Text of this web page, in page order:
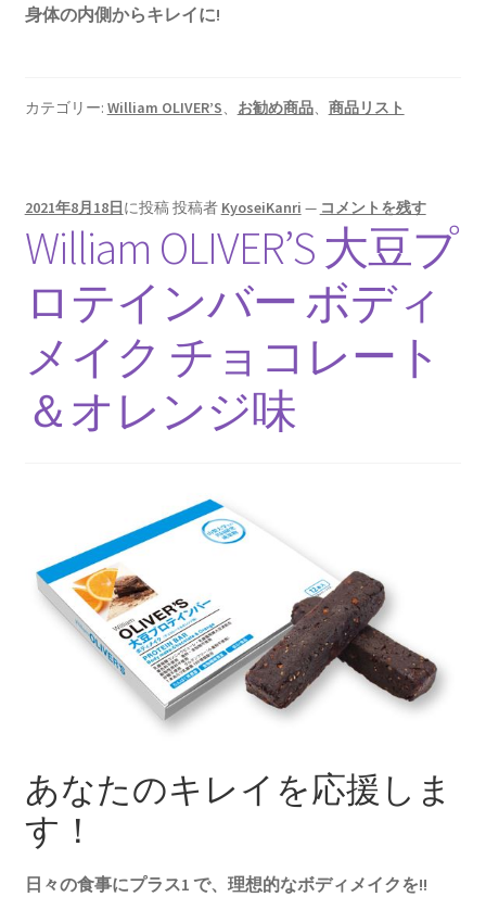
身体の内側からキレイに!
カテゴリー: William OLIVER’S、 お勧め商品、 商品リスト
2021年8月18日に投稿投稿者 KyoseiKanri — コメントを残す
William OLIVER’S 大豆プ
ロテインバー ボディ
メイク チョコレート
＆オレンジ味
あなたのキレイを応援しま
す！
日々の食事にプラス1 で、理想的なボディメイクを!!